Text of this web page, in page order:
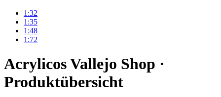
1:32
1:35
1:48
1:72
Acrylicos Vallejo Shop ·
Produktübersicht